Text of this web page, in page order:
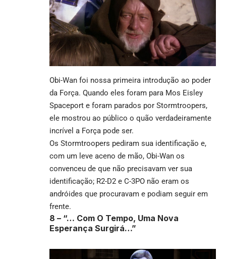
Obi-Wan foi nossa primeira introdução ao poder
da Força. Quando eles foram para Mos Eisley
Spaceport e foram parados por Stormtroopers,
ele mostrou ao público o quão verdadeiramente
incrível a Força pode ser.
Os Stormtroopers pediram sua identificação e,
com um leve aceno de mão, Obi-Wan os
convenceu de que não precisavam ver sua
identificação; R2-D2 e C-3PO não eram os
andróides que procuravam e podiam seguir em
frente.
8 – “… Com O Tempo, Uma Nova
Esperança Surgirá…”